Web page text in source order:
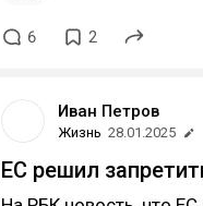
6 2
Иван Петров
Жизнь 28.01.2025
ЕС решил